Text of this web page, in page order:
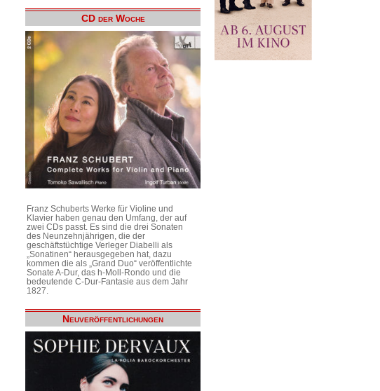
CD der Woche
Franz Schuberts Werke für Violine und
Klavier haben genau den Umfang, der auf
zwei CDs passt. Es sind die drei Sonaten
des Neunzehnjährigen, die der
geschäftstüchtige Verleger Diabelli als
„Sonatinen“ herausgegeben hat, dazu
kommen die als „Grand Duo“ veröffentlichte
Sonate A-Dur, das h-Moll-Rondo und die
bedeutende C-Dur-Fantasie aus dem Jahr
1827.
Neuveröffentlichungen